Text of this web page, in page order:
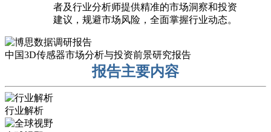
者及行业分析师提供精准的市场洞察和投资
建议，规避市场风险，全面掌握行业动态。
中国3D传感器市场分析与投资前景研究报告
报告主要内容
行业解析